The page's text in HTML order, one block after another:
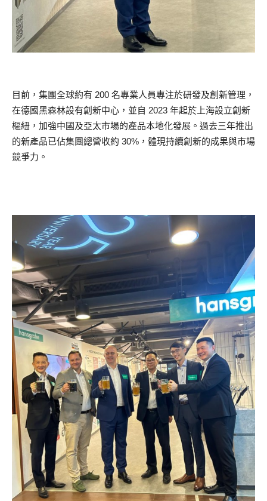
目前，集團全球約有 200 名專業人員專注於研發及創新管理，
在德國黑森林設有創新中心，並自 2023 年起於上海設立創新
樞紐，加強中國及亞太市場的產品本地化發展。過去三年推出
的新產品已佔集團總營收約 30%，體現持續創新的成果與市場
競爭力。